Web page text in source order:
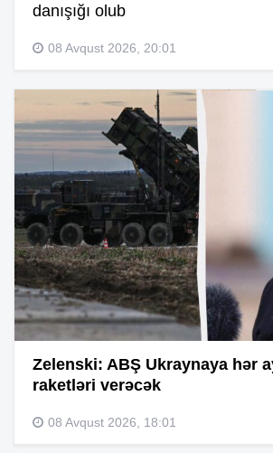
danışığı olub
08 Avqust 2026, 20:01
Zelenski: ABŞ Ukraynaya hər
raketləri verəcək
08 Avqust 2026, 18:01